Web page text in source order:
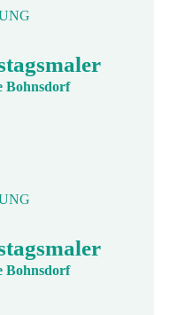
Bohnsdorf
Bohnsdorf